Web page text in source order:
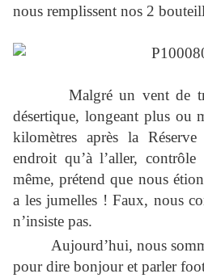
nous remplissent nos 2
Malgré un vent de
désertique, longeant plus ou
kilomètres après la
endroit qu’à l’aller,
même, prétend que nous
a les jumelles ! Faux, nous
n’insiste pas.
Aujourd’hui, nous
pour dire bonjour et parler